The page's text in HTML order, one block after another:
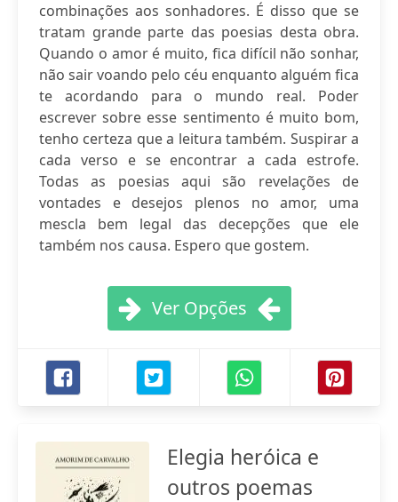
combinações aos sonhadores. É disso que se
tratam grande parte das poesias desta obra.
Quando o amor é muito, fica difícil não sonhar,
não sair voando pelo céu enquanto alguém fica
te acordando para o mundo real. Poder
escrever sobre esse sentimento é muito bom,
tenho certeza que a leitura também. Suspirar a
cada verso e se encontrar a cada estrofe.
Todas as poesias aqui são revelações de
vontades e desejos plenos no amor, uma
mescla bem legal das decepções que ele
também nos causa. Espero que gostem.
Ver Opções
Elegia heróica e
outros poemas